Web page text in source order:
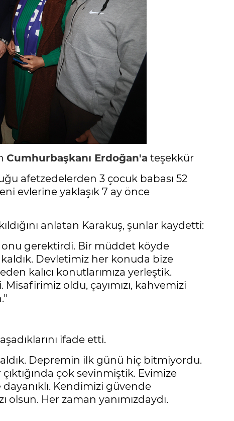
Cumhurbaşkanı Erdoğan'a teşekkür
afetzedelerden 3 çocuk babası 52
evlerine yaklaşık 7 ay önce
anlatan Karakuş, şunlar kaydetti:
onu gerektirdi. Bir müddet köyde
Devletimiz her konuda bize
kalıcı konutlarımıza yerleştik.
Misafirimiz oldu, çayımızı, kahvemizi
ifade etti.
Depremin ilk günü hiç bitmiyordu.
çok sevinmiştik. Evimize
Kendimizi güvende
olsun. Her zaman yanımızdaydı.